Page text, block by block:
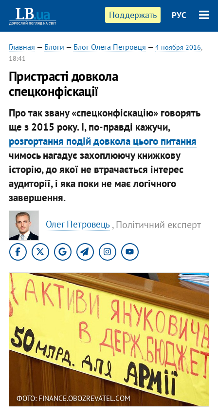
Поддержать РУС
Главная — Блоги — Блог Олега Петровця — 4 ноября 2016,
18:41
Пристрасті довкола
спецконфіскації
Про так звану «спецконфіскацію» говорять
ще з 2015 року. І, по-правді кажучи,
розгортання подій довкола цього питання
чимось нагадує захоплюючу книжкову
історію, до якої не втрачається інтерес
аудиторії, і яка поки не має логічного
завершення.
Олег Петровець , Політичний експерт
ФОТО: FINANCE.OBOZREVATEL.COM